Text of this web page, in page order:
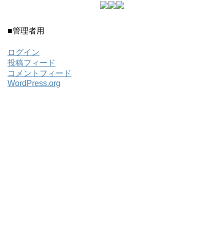
■管理者用
ログイン
投稿フィード
コメントフィード
WordPress.org